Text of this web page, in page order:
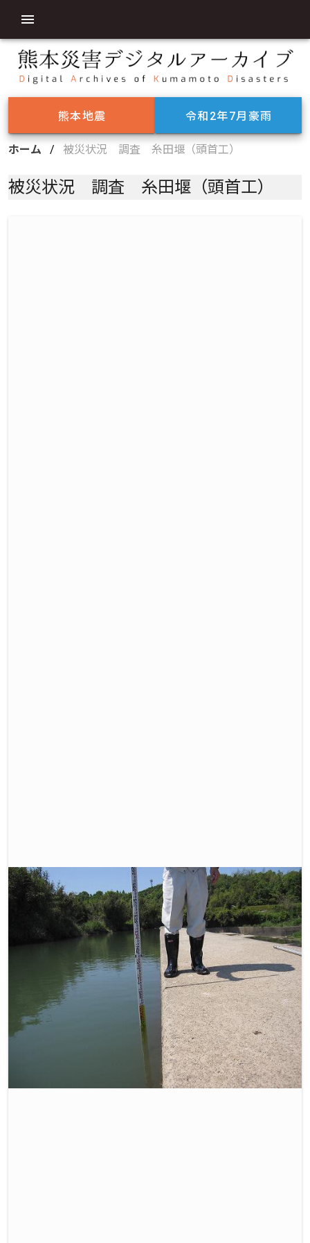
熊本地震 令和2年7月豪雨
ホーム / 被災状況 調査 糸田堰（頭首工）
被災状況 調査 糸田堰（頭首工）